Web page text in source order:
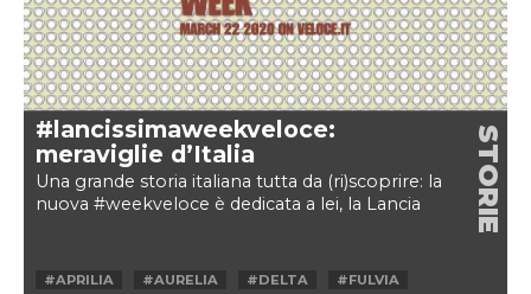
#lancissimaweekveloce:
meraviglie d’Italia
Una grande storia italiana tutta da (ri)scoprire: la
nuova #weekveloce è dedicata a lei, la Lancia
STORIE
#APRILIA #AURELIA #DELTA
#FULVIA